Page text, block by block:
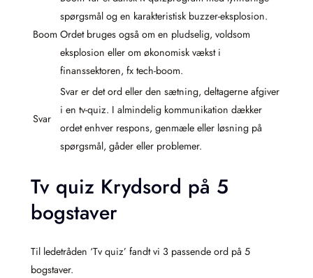
Boom
spørgsmål og en karakteristisk buzzer-eksplosion.
Ordet bruges også om en pludselig, voldsom
eksplosion eller om økonomisk vækst i
finanssektoren, fx tech-boom.
Svar
Svar er det ord eller den sætning, deltagerne afgiver
i en tv-quiz. I almindelig kommunikation dækker
ordet enhver respons, genmæle eller løsning på
spørgsmål, gåder eller problemer.
Tv quiz Krydsord på 5
bogstaver
Til ledetråden ‘Tv quiz’ fandt vi 3 passende ord på 5
bogstaver.